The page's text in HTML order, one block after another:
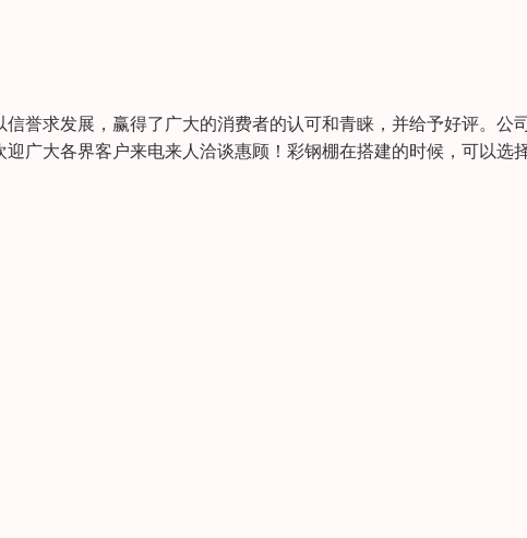
誉求发展，赢得了广大的消费者的认可和青睐，并给予好评。公
广大各界客户来电来人洽谈惠顾！彩钢棚在搭建的时候，可以选